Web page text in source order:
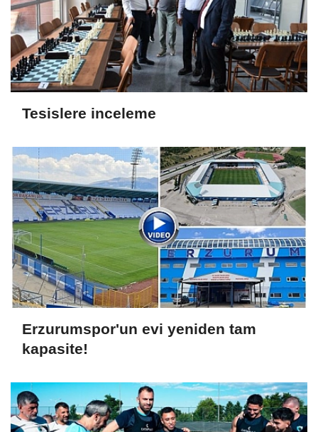
Tesislere inceleme
Erzurumspor'un evi yeniden tam
kapasite!